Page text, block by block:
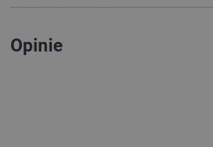
Opinie